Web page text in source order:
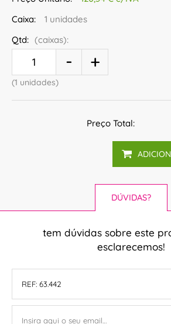
Caixa:
1 unidades
Qtd: (caixas):
(1 unidades)
Preço Total:
DÚVIDAS?
tem dúvidas sobre este
esclarecemos!